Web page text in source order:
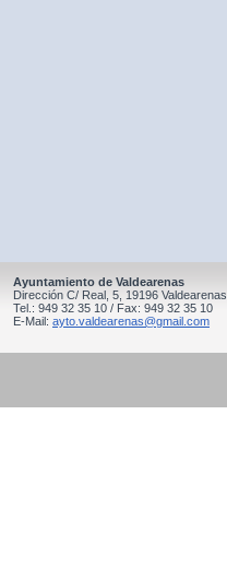
Ayuntamiento de Valdearenas
Dirección C/ Real, 5, 19196 Valdearenas
Tel.: 949 32 35 10 / Fax: 949 32 35 10
E-Mail: ayto.valdearenas@gmail.com